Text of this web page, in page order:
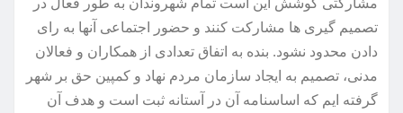
تصمیم گیری ها مشارکت کنند و حضور اجتماعی آنها به رای
دادن محدود نشود. بنده به اتفاق تعدادی از همکاران و فعالان
مدنی، تصمیم به ایجاد سازمان مردم نهاد و کمپین حق بر شهر
گرفته ایم که اساسنامه آن در آستانه ثبت است و هدف آن